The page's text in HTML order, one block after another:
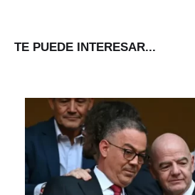
TE PUEDE INTERESAR...